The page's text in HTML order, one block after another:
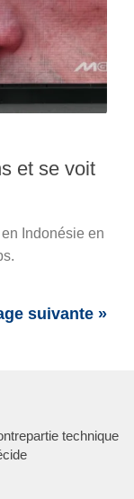
et se voit
Indonésie en
suivante »
technique